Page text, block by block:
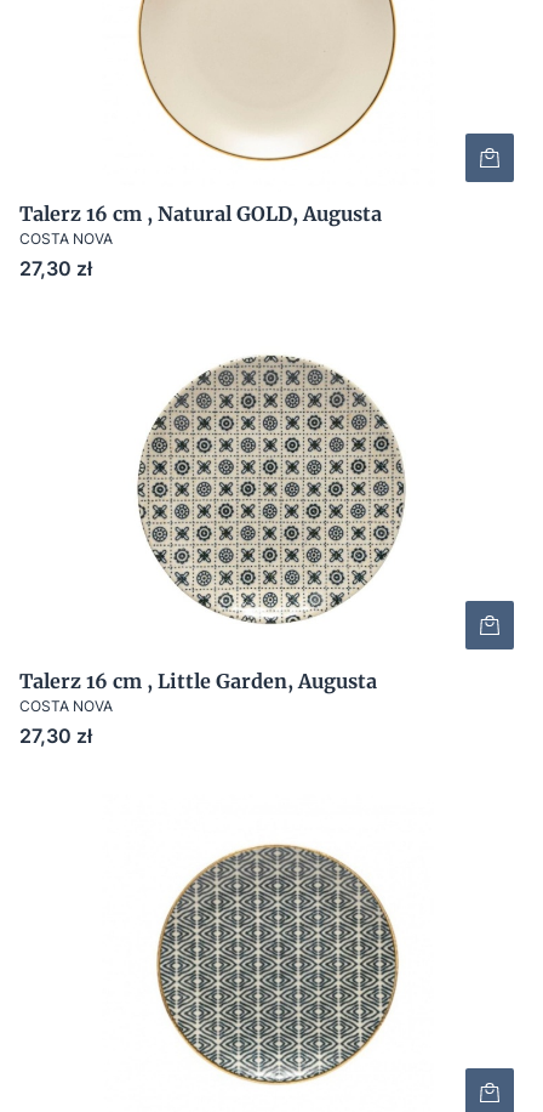
Talerz 16 cm , Natural GOLD, Augusta
COSTA NOVA
Cena
27,30 zł
Talerz 16 cm , Little Garden, Augusta
COSTA NOVA
Cena
27,30 zł